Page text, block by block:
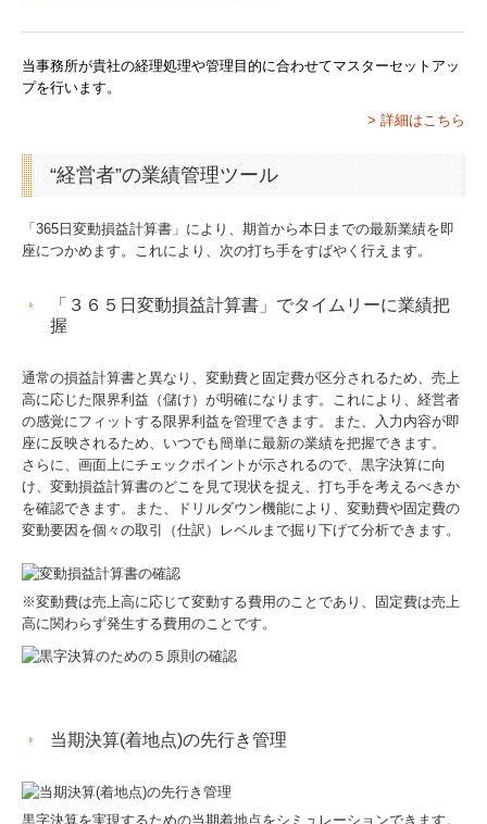
当事務所が貴社の経理処理や管理目的に合わせてマスターセットアッ
プを行います。
> 詳細はこちら
“経営者”の業績管理ツール
「365日変動損益計算書」により、期首から本日までの最新業績を即
座につかめます。これにより、次の打ち手をすばやく行えます。
「３６５日変動損益計算書」でタイムリーに業績把
握
通常の損益計算書と異なり、変動費と固定費が区分されるため、売上
高に応じた限界利益（儲け）が明確になります。これにより、経営者
の感覚にフィットする限界利益を管理できます。また、入力内容が即
座に反映されるため、いつでも簡単に最新の業績を把握できます。
さらに、画面上にチェックポイントが示されるので、黒字決算に向
け、変動損益計算書のどこを見て現状を捉え、打ち手を考えるべきか
を確認できます。また、ドリルダウン機能により、変動費や固定費の
変動要因を個々の取引（仕訳）レベルまで掘り下げて分析できます。
※変動費は売上高に応じて変動する費用のことであり、固定費は売上
高に関わらず発生する費用のことです。
当期決算(着地点)の先行き管理
黒字決算を実現するための当期着地点をシミュレーションできます。